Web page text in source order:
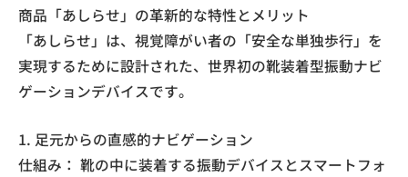
商品「あしらせ」の革新的な特性とメリット
「あしらせ」は、視覚障がい者の「安全な単独歩行」を
実現するために設計された、世界初の靴装着型振動ナビ
ゲーションデバイスです。
1. 足元からの直感的ナビゲーション
仕組み： 靴の中に装着する振動デバイスとスマートフォ